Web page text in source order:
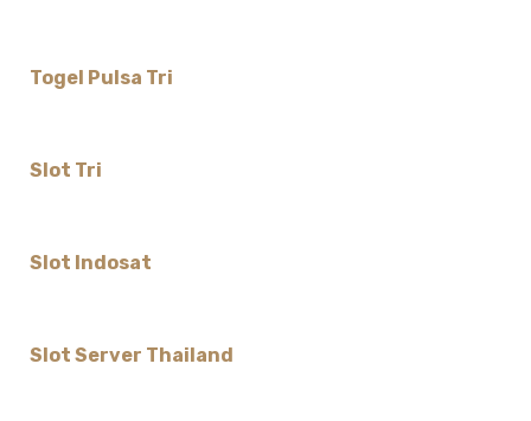
Togel Pulsa Tri
Slot Tri
Slot Indosat
Slot Server Thailand